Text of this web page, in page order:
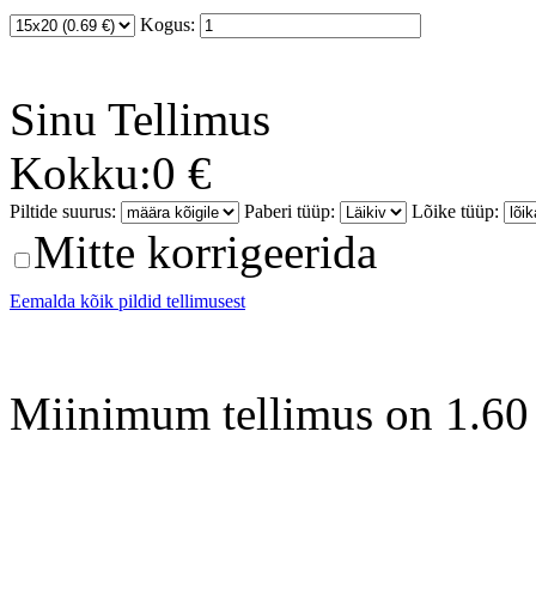
Kogus:
Sinu Tellimus
Kokku:0 €
Piltide suurus: Paberi tüüp: Lõike tüüp:
Mitte korrigeerida
Eemalda kõik pildid tellimusest
Miinimum tellimus on